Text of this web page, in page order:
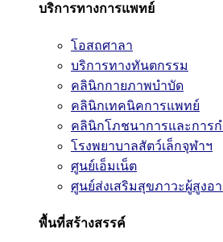
บริการทางการแพทย์
โอสถศาลา
บริการทางทันตกรรม
คลินิกกายภาพบำบัด
คลินิกเทคนิคการแพทย์
คลินิกโภชนาการและการ
โรงพยาบาลสัตว์เล็กจุฬาฯ
ศูนย์เอ็มเน็ต
ศูนย์ส่งเสริมสุขภาวะผู้สูงอ
พื้นที่สร้างสรรค์